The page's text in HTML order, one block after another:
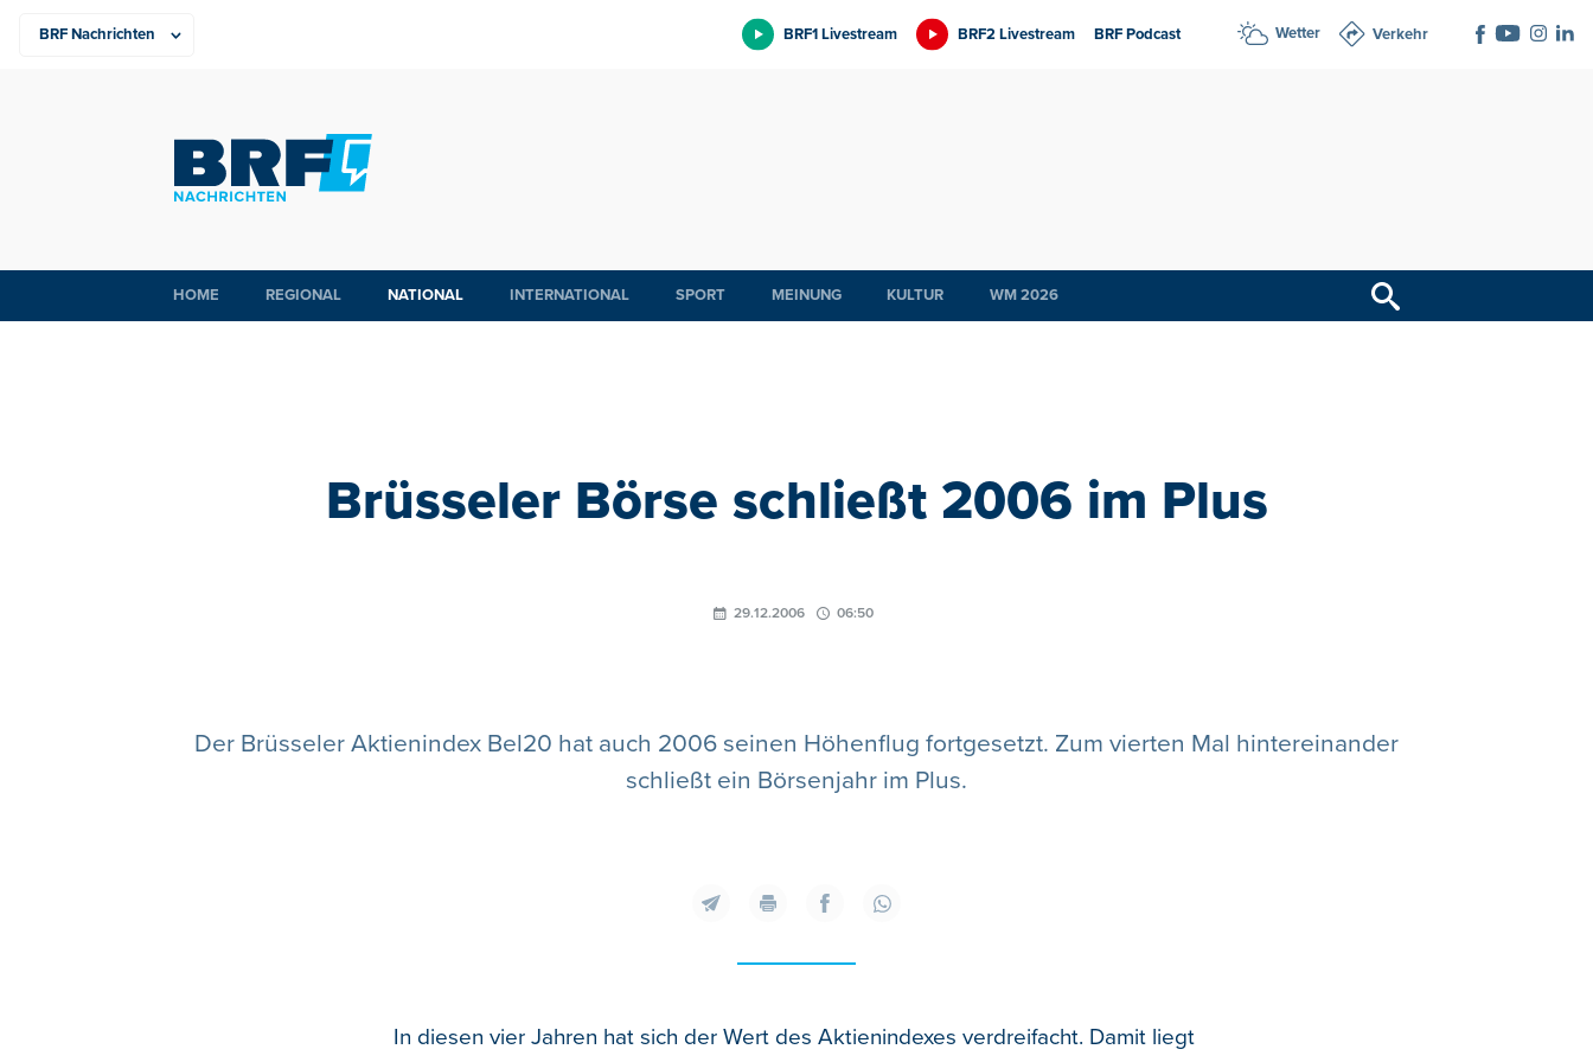
BRF1 Livestream BRF2 Livestream BRF Podcast Wetter Verkehr
HOME REGIONAL NATIONAL INTERNATIONAL SPORT MEINUNG KULTUR WM 2026
Brüsseler Börse schließt 2006 im Plus
29.12.2006 06:50
Der Brüsseler Aktienindex Bel20 hat auch 2006 seinen Höhenflug fortgesetzt. Zum vierten Mal hintereinander
schließt ein Börsenjahr im Plus.
In diesen vier Jahren hat sich der Wert des Aktienindexes verdreifacht. Damit liegt